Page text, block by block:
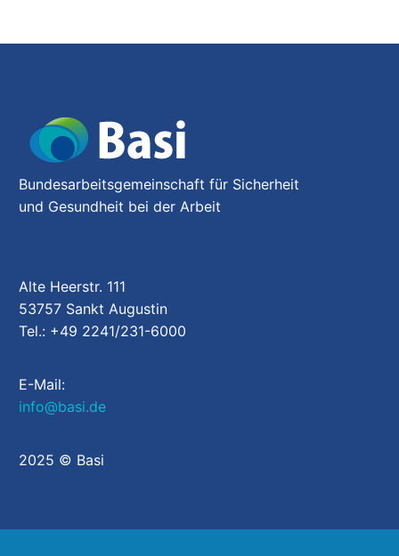
Bundesarbeitsgemeinschaft für Sicherheit
und Gesundheit bei der Arbeit
Alte Heerstr. 111
53757 Sankt Augustin
Tel.: +49 2241/231-6000
E-Mail:
info@basi.de
2025 © Basi